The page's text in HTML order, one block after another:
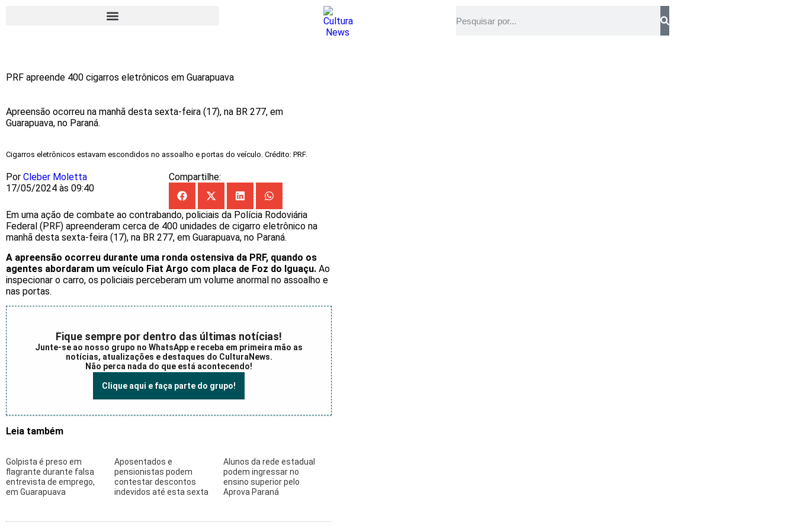
PRF apreende 400 cigarros eletrônicos em Guarapuava
Apreensão ocorreu na manhã desta sexta-feira (17), na BR 277, em
Guarapuava, no Paraná.
Cigarros eletrônicos estavam escondidos no assoalho e portas do veículo. Crédito: PRF.
Por Cleber Moletta
17/05/2024 às 09:40
Compartilhe:
Em uma ação de combate ao contrabando, policiais da Polícia Rodoviária
Federal (PRF) apreenderam cerca de 400 unidades de cigarro eletrônico na
manhã desta sexta-feira (17), na BR 277, em Guarapuava, no Paraná.
A apreensão ocorreu durante uma ronda ostensiva da PRF, quando os
agentes abordaram um veículo Fiat Argo com placa de Foz do Iguaçu. Ao
inspecionar o carro, os policiais perceberam um volume anormal no assoalho e
nas portas.
Fique sempre por dentro das últimas notícias!
Junte-se ao nosso grupo no WhatsApp e receba em primeira mão as
notícias, atualizações e destaques do CulturaNews.
Não perca nada do que está acontecendo!
Clique aqui e faça parte do grupo!
Leia também
Golpista é preso em
flagrante durante falsa
entrevista de emprego,
em Guarapuava
Aposentados e
pensionistas podem
contestar descontos
indevidos até esta sexta
Alunos da rede estadual
podem ingressar no
ensino superior pelo
Aprova Paraná